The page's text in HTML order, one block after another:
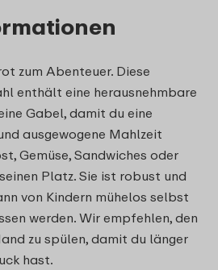
zum Abenteuer. Diese
enthält eine herausnehmbare
Gabel, damit du eine
ausgewogene Mahlzeit
Gemüse, Sandwiches oder
Platz. Sie ist robust und
von Kindern mühelos selbst
werden. Wir empfehlen, den
zu spülen, damit du länger
hast.